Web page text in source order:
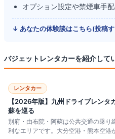
オプション設定や禁煙車手
↓ あなたの体験談はこちら(投稿
バジェットレンタカーを紹介して
レンタカー
【2026年版】九州ドライブレン
蘇を巡る
別府・由布院・阿蘇は公共交通の乗
利なエリアです。大分空港・熊本空港